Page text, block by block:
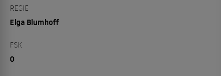
REGIE
Elga Blumhoff
FSK
0